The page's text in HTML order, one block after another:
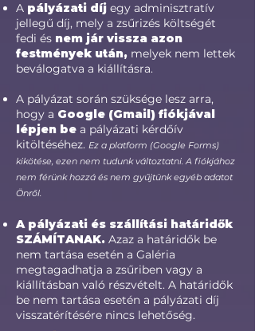
A pályázati díj egy adminisztratív
jellegű díj, mely a zsűrizés költségét
fedi és nem jár vissza azon
festmények után, melyek nem lettek
beválogatva a kiállításra.
A pályázat során szüksége lesz arra,
hogy a Google (Gmail) fiókjával
lépjen be a pályázati kérdőív
kitöltéséhez. Ez a platform (Google Forms)
kikötése, ezen nem tudunk változtatni. A fiókjához
nem férünk hozzá és nem gyűjtünk egyéb adatot
Önről.​
A pályázati és szállítási határidők
SZÁMÍTANAK. Azaz a határidők be
nem tartása esetén a Galéria
megtagadhatja a zsűriben vagy a
kiállításban való részvételt. A határidők
be nem tartása esetén a pályázati díj
visszatérítésére nincs lehetőség.